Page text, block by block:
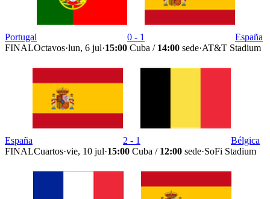
Portugal 0 - 1
España
FINALOctavos·lun, 6 jul·15:00 Cuba / 14:00 sede·AT&T Stadium
España 2 - 1
Bélgica
FINALCuartos·vie, 10 jul·15:00 Cuba / 12:00 sede·SoFi Stadium